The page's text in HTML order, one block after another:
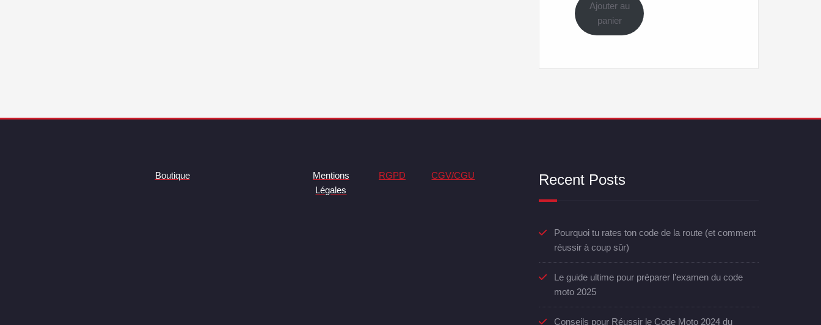
Ajouter au
panier
Boutique
Mentions
Légales
RGPD CGV/CGU Recent Posts
Pourquoi tu rates ton code de la route (et comment
réussir à coup sûr)
Le guide ultime pour préparer l’examen du code
moto 2025
Conseils pour Réussir le Code Moto 2024 du